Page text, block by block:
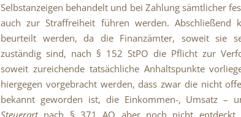
Selbstanzeigen behandelt und bei Zahlung sämtlicher
auch zur Straffreiheit führen werden. Abschließend
beurteilt werden, da die Finanzämter, soweit sie
zuständig sind, nach § 152 StPO die Pflicht zur
soweit zureichende tatsächliche Anhaltspunkte
hiergegen vorgebracht werden, dass zwar die nicht
bekannt geworden ist, die Einkommen-, Umsatz –